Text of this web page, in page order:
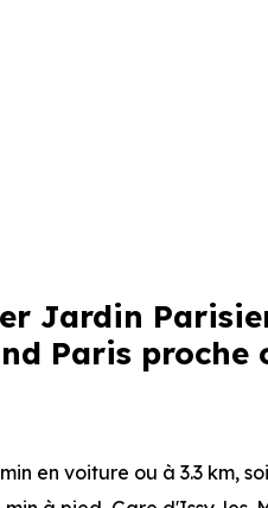
Jardin
Paris proche
en voiture ou à 3.3 km,